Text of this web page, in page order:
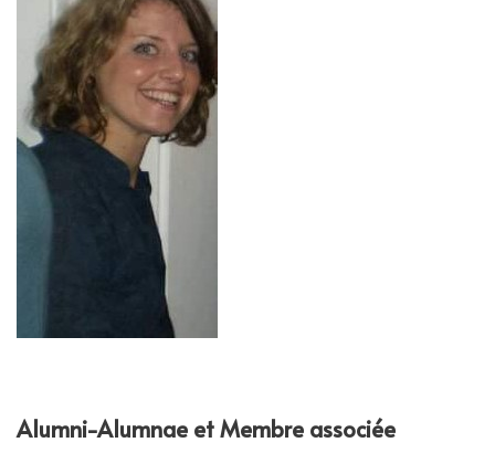
Alumni-Alumnae et Membre associée